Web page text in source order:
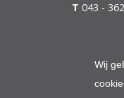
Wij
T 043 -